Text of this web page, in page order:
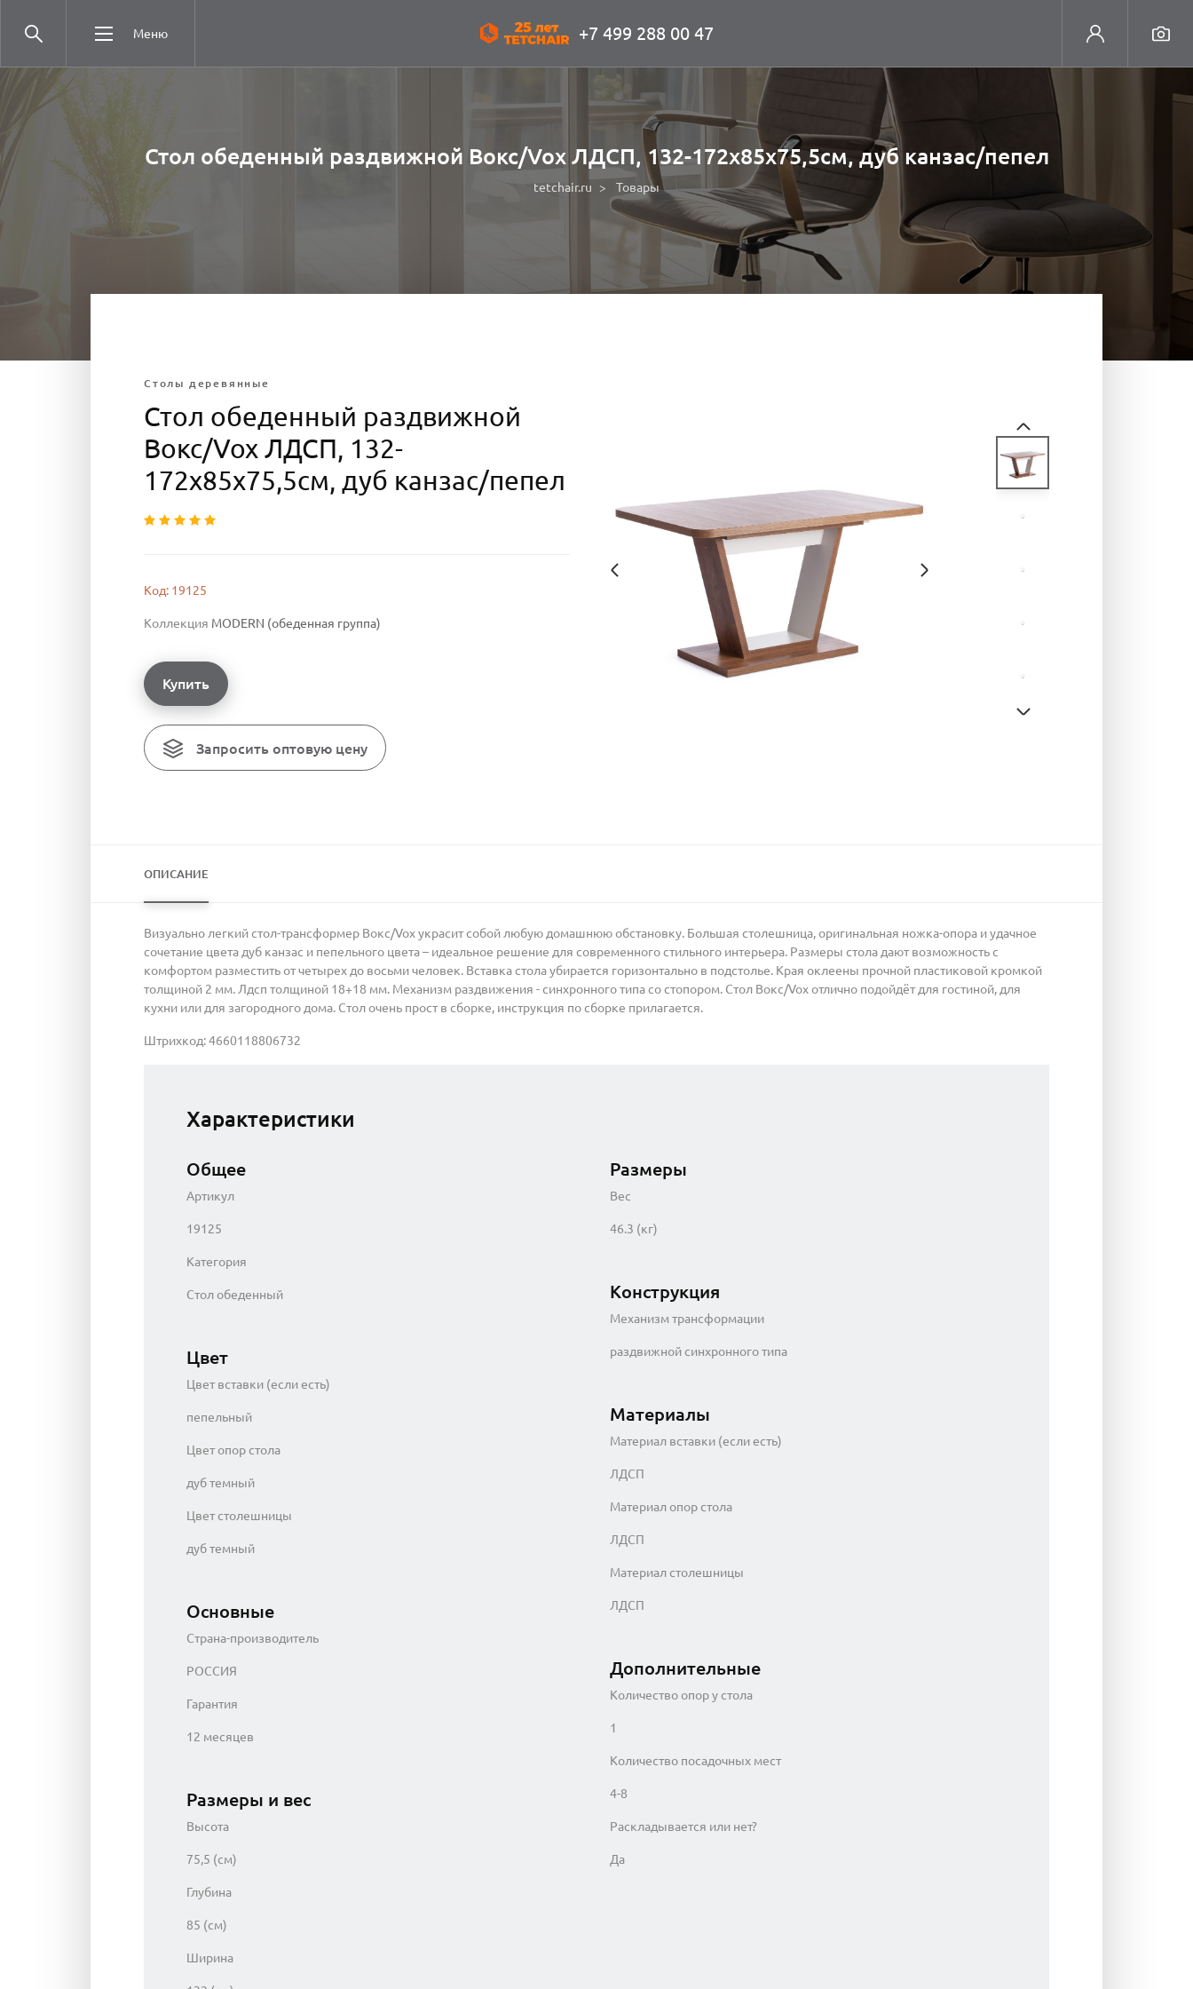
Меню +7 499 288 00 47
Стол обеденный раздвижной Вокс/Vox ЛДСП, 132-172х85х75,5см, дуб канзас/пепел
tetchair.ru Товары
Столы деревянные
Стол обеденный раздвижной
Вокс/Vox ЛДСП, 132-
172х85х75,5см, дуб канзас/пепел
Код: 19125
Коллекция MODERN (обеденная группа)
Купить
Запросить оптовую цену
ОПИСАНИЕ
Визуально легкий стол-трансформер Вокс/Vox украсит собой любую домашнюю обстановку. Большая столешница, оригинальная ножка-опора и удачное
сочетание цвета дуб канзас и пепельного цвета – идеальное решение для современного стильного интерьера. Размеры стола дают возможность с
комфортом разместить от четырех до восьми человек. Вставка стола убирается горизонтально в подстолье. Края оклеены прочной пластиковой кромкой
толщиной 2 мм. Лдсп толщиной 18+18 мм. Механизм раздвижения - синхронного типа со стопором. Стол Вокс/Vox отлично подойдёт для гостиной, для
кухни или для загородного дома. Стол очень прост в сборке, инструкция по сборке прилагается.
Штрихкод: 4660118806732
Характеристики
Общее
Артикул
19125
Категория
Стол обеденный
Цвет
Цвет вставки (если есть)
пепельный
Цвет опор стола
дуб темный
Цвет столешницы
дуб темный
Основные
Страна-производитель
РОССИЯ
Гарантия
12 месяцев
Размеры и вес
Высота
75,5 (см)
Глубина
85 (см)
Ширина
Размеры
Вес
46.3 (кг)
Конструкция
Механизм трансформации
раздвижной синхронного типа
Материалы
Материал вставки (если есть)
ЛДСП
Материал опор стола
ЛДСП
Материал столешницы
ЛДСП
Дополнительные
Количество опор у стола
1
Количество посадочных мест
4-8
Раскладывается или нет?
Да